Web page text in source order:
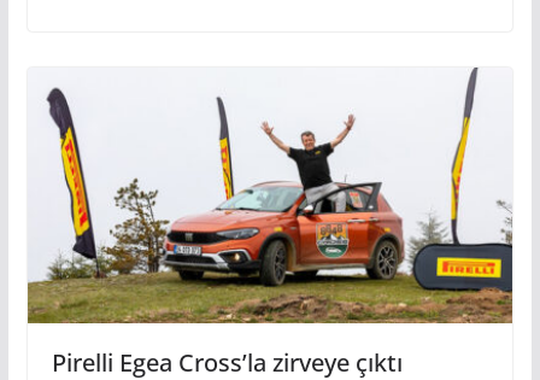
Pirelli Egea Cross’la zirveye çıktı